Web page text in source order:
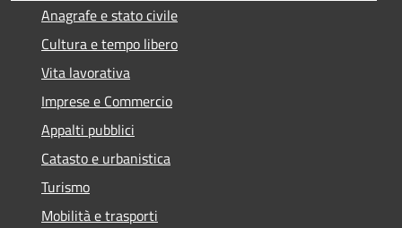
Anagrafe e stato civile
Cultura e tempo libero
Vita lavorativa
Imprese e Commercio
Appalti pubblici
Catasto e urbanistica
Turismo
Mobilità e trasporti